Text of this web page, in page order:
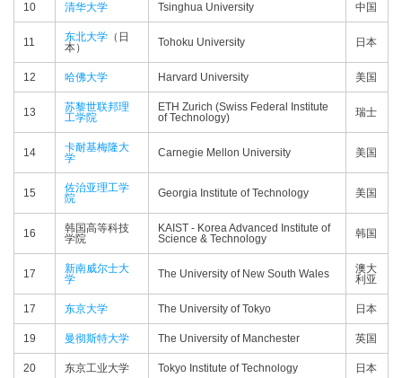
10 清华大学 Tsinghua University 中国
11 东北大学 （日
本）
Tohoku University 日本
12 哈佛大学 Harvard University 美国
13
苏黎世联邦理
工学院
ETH Zurich (Swiss Federal Institute
of Technology)
瑞士
14
卡耐基梅隆大
学
Carnegie Mellon University 美国
15
佐治亚理工学
院
Georgia Institute of Technology 美国
16
韩国高等科技
学院
KAIST - Korea Advanced Institute of
Science & Technology
韩国
17
新南威尔士大
学
The University of New South Wales
澳大
利亚
17 东京大学 The University of Tokyo 日本
19 曼彻斯特大学 The University of Manchester 英国
20 东京工业大学 Tokyo Institute of Technology 日本